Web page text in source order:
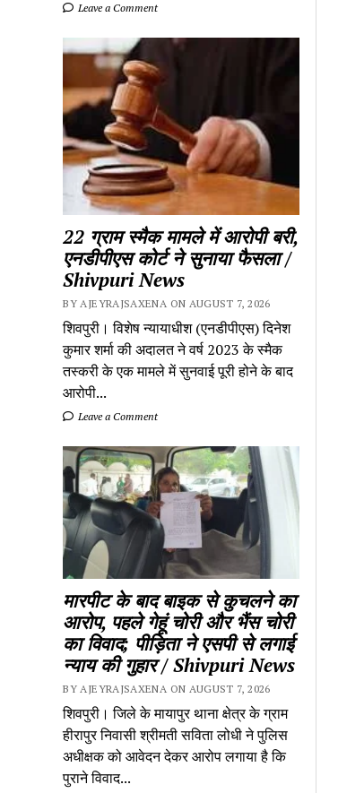
Leave a Comment
22 ग्राम स्मैक मामले में आरोपी बरी,
एनडीपीएस कोर्ट ने सुनाया फैसला /
Shivpuri News
BY AJEYRAJSAXENA ON AUGUST 7, 2026
शिवपुरी। विशेष न्यायाधीश (एनडीपीएस) दिनेश
कुमार शर्मा की अदालत ने वर्ष 2023 के स्मैक
तस्करी के एक मामले में सुनवाई पूरी होने के बाद
आरोपी...
Leave a Comment
मारपीट के बाद बाइक से कुचलने का
आरोप, पहले गेहूं चोरी और भैंस चोरी
का विवाद; पीड़िता ने एसपी से लगाई
न्याय की गुहार / Shivpuri News
BY AJEYRAJSAXENA ON AUGUST 7, 2026
शिवपुरी। जिले के मायापुर थाना क्षेत्र के ग्राम
हीरापुर निवासी श्रीमती सविता लोधी ने पुलिस
अधीक्षक को आवेदन देकर आरोप लगाया है कि
पुराने विवाद...